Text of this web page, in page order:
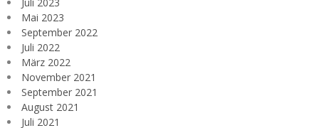
Juli 2023
Mai 2023
September 2022
Juli 2022
März 2022
November 2021
September 2021
August 2021
Juli 2021